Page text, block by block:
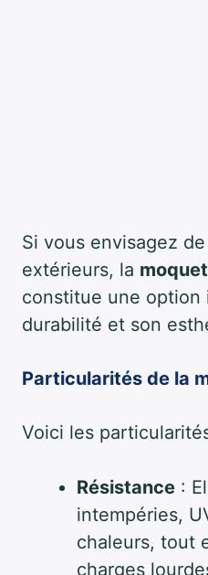
Si vous envisagez
extérieurs, la
constitue une option
durabilité et son
Particularités de la
Voici les
Résistance :
intempéries,
chaleurs, tout
charges